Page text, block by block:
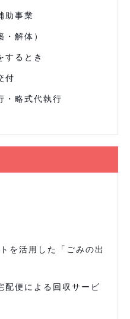
助事業
解体）
するとき
付
・略式代執行
を活用した「ごみの出
配便による回収サービ